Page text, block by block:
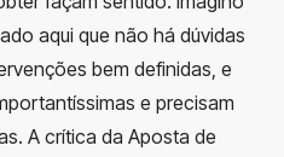
aqui que não há dúvidas
bem definidas, e
e precisam
A crítica da Aposta de